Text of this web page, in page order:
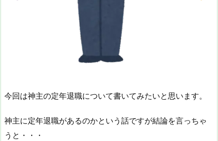
今回は神主の定年退職について書いてみたいと思います。
神主に定年退職があるのかという話ですが結論を言っちゃ
うと・・・